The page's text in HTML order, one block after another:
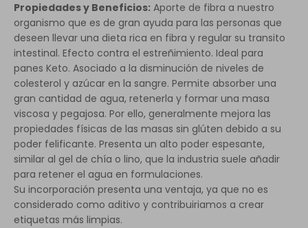
Propiedades y Beneficios: Aporte de fibra a nuestro
organismo que es de gran ayuda para las personas que
deseen llevar una dieta rica en fibra y regular su transito
intestinal. Efecto contra el estreñimiento. Ideal para
panes Keto. Asociado a la disminución de niveles de
colesterol y azúcar en la sangre. Permite absorber una
gran cantidad de agua, retenerla y formar una masa
viscosa y pegajosa. Por ello, generalmente mejora las
propiedades físicas de las masas sin glúten debido a su
poder felificante. Presenta un alto poder espesante,
similar al gel de chía o lino, que la industria suele añadir
para retener el agua en formulaciones.
Su incorporación presenta una ventaja, ya que no es
considerado como aditivo y contribuiriamos a crear
etiquetas más limpias.